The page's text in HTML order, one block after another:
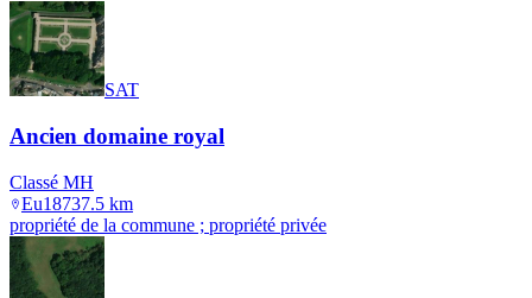
SAT
Ancien domaine royal
Classé MH
Eu18737.5 km
propriété de la commune ; propriété privée